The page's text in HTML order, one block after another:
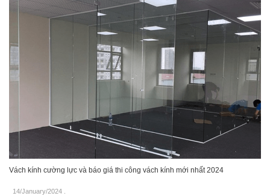
Vách kính cường lực và báo giá thi công vách kính mới nhất 2024
14/January/2024